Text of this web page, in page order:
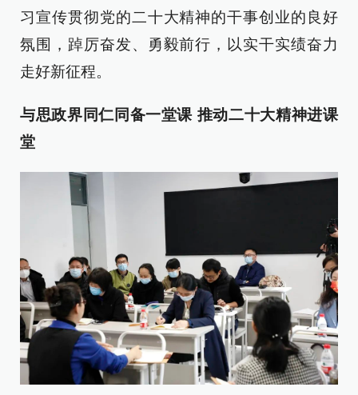
习宣传贯彻党的二十大精神的干事创业的良好
氛围，踔厉奋发、勇毅前行，以实干实绩奋力
走好新征程。
与思政界同仁同备一堂课 推动二十大精神进课
堂